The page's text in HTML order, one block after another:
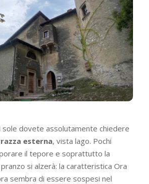
sole dovete assolutamente chiedere
esterna, vista lago. Pochi
il tepore e soprattutto la
si alzerà: la caratteristica Ora
sembra di essere sospesi nel